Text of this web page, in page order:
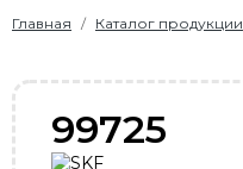
+7 (831) 215-14-27
Главная Каталог продукции
99725